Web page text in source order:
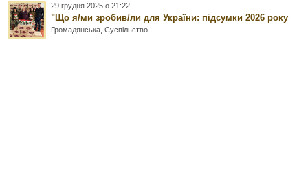
29 грудня 2025 о 21:22
"Що я/ми зробив/ли для України: підсумки 2026 року
Громадянська ,Суспільство